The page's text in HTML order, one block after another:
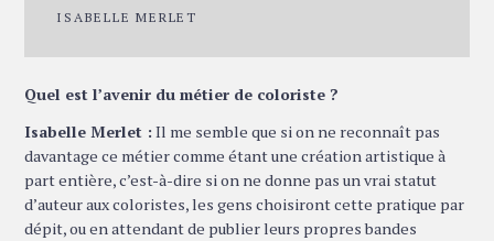
ISABELLE MERLET
Quel est l’avenir du métier de coloriste ?
Isabelle Merlet : Il me semble que si on ne reconnaît pas
davantage ce métier comme étant une création artistique à
part entière, c’est-à-dire si on ne donne pas un vrai statut
d’auteur aux coloristes, les gens choisiront cette pratique par
dépit, ou en attendant de publier leurs propres bandes